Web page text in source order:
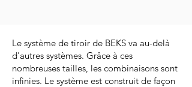
Le système de tiroir de BEKS va au-delà
d'autres systèmes. Grâce à ces
nombreuses tailles, les combinaisons sont
infinies. Le système est construit de façon